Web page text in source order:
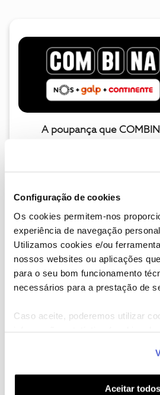
Configuração de cookies
Os cookies permitem-nos
experiência de navegação
Utilizamos cookies e/ou
nossos websites ou aplicações
para o seu bom funcionamento
necessários para a prestação de
Caso aceite, poderemos utilizar
funcionalidades (cookies de
funcionalidade) e adaptar
(cookies de publicidadeAceitar todos
A poupança que
Descubra as novidades de